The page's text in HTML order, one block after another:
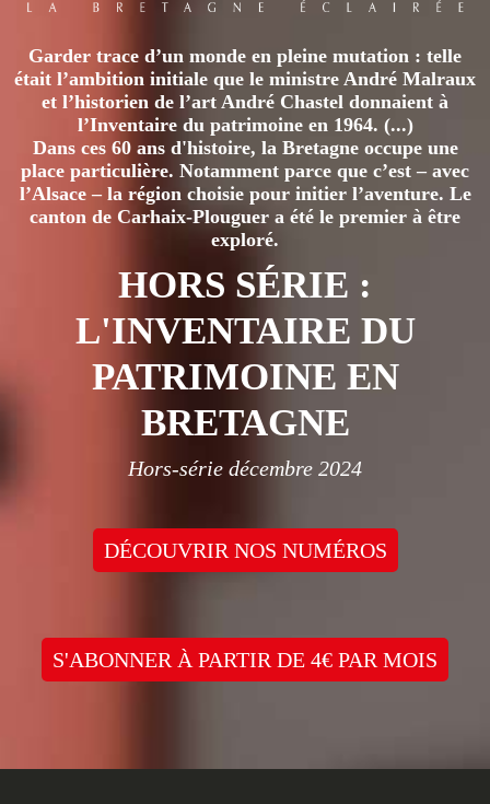
Garder trace d’un monde en pleine mutation : telle
était l’ambition initiale que le ministre André Malraux
et l’historien de l’art André Chastel donnaient à
l’Inventaire du patrimoine en 1964. (...)
Dans ces 60 ans d'histoire, la Bretagne occupe une
place particulière. Notamment parce que c’est – avec
l’Alsace – la région choisie pour initier l’aventure. Le
canton de Carhaix-Plouguer a été le premier à être
exploré.
HORS SÉRIE :
L'INVENTAIRE DU
PATRIMOINE EN
BRETAGNE
Hors-série décembre 2024
DÉCOUVRIR NOS NUMÉROS
S'ABONNER À PARTIR DE 4€ PAR MOIS